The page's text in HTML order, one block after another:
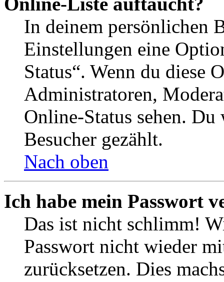
In deinem persönlichen
Einstellungen eine
Status“. Wenn du diese
Administratoren,
Online-Status sehen.
Besucher gezählt.
Nach oben
Ich habe mein Passwort
Das ist nicht schlimm!
Passwort nicht wieder
zurücksetzen. Dies